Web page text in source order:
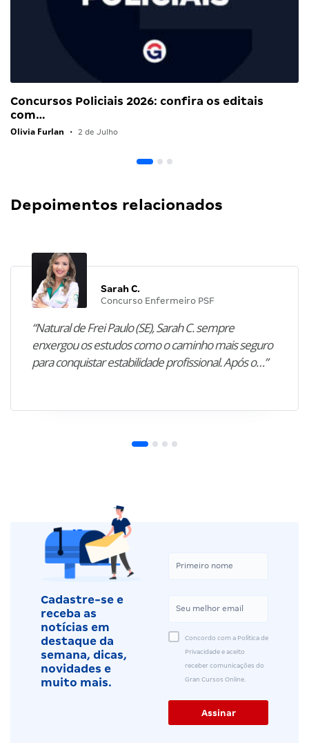
Concursos Policiais 2026: confira os editais
com…
Olivia Furlan • 2 de Julho
Depoimentos relacionados
Sarah C.
Concurso Enfermeiro PSF
“Natural de Frei Paulo (SE), Sarah C. sempre
enxergou os estudos como o caminho mais seguro
para conquistar estabilidade profissional. Após o…”
Cadastre-se e
receba as
notícias em
destaque da
semana, dicas,
novidades e
muito mais.
Concordo com a Política de
Privacidade e aceito
receber comunicações do
Gran Cursos Online.